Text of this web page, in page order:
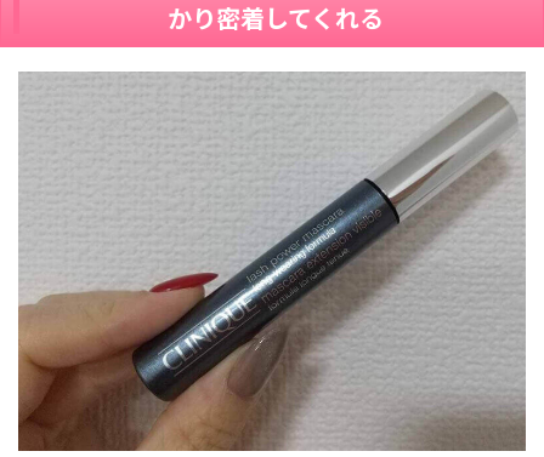
かり密着してくれる